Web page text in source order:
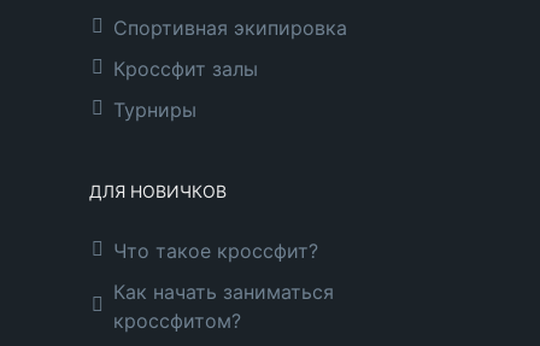
Спортивная экипировка
Кроссфит залы
Турниры
ДЛЯ НОВИЧКОВ
Что такое кроссфит?
Как начать заниматься
кроссфитом?